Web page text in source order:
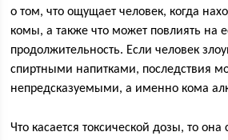
о том, что ощущает человек, когда
комы, а также что может повлиять на
продолжительность. Если человек
спиртными напитками, последствия
непредсказуемыми, а именно кома
Что касается токсической дозы, то она